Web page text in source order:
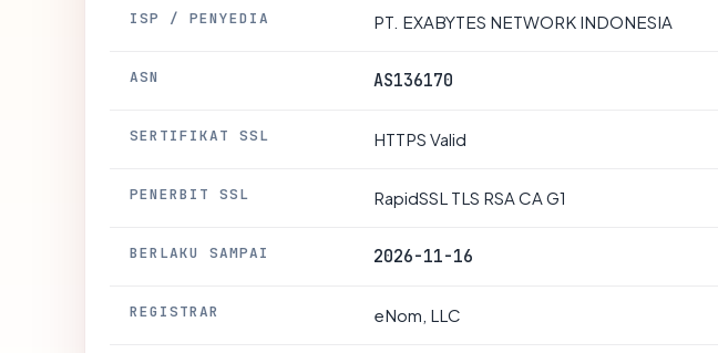
ISP / PENYEDIA PT. EXABYTES NETWORK INDONESIA
ASN AS136170
SERTIFIKAT SSL HTTPS Valid
PENERBIT SSL RapidSSL TLS RSA CA G1
BERLAKU SAMPAI 2026-11-16
REGISTRAR eNom, LLC